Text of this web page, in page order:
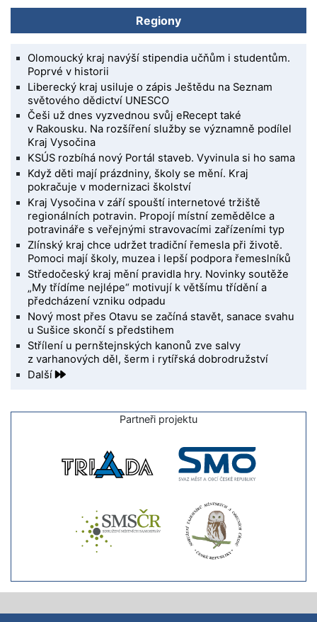
Regiony
Olomoucký kraj navýší stipendia učňům i studentům.
Poprvé v historii
Liberecký kraj usiluje o zápis Ještědu na Seznam
světového dědictví UNESCO
Češi už dnes vyzvednou svůj eRecept také
v Rakousku. Na rozšíření služby se významně podílel
Kraj Vysočina
KSÚS rozbíhá nový Portál staveb. Vyvinula si ho sama
Když děti mají prázdniny, školy se mění. Kraj
pokračuje v modernizaci školství
Kraj Vysočina v září spouští internetové tržiště
regionálních potravin. Propojí místní zemědělce a
potravináře s veřejnými stravovacími zařízeními typ
Zlínský kraj chce udržet tradiční řemesla při životě.
Pomoci mají školy, muzea i lepší podpora řemeslníků
Středočeský kraj mění pravidla hry. Novinky soutěže
„My třídíme nejlépe“ motivují k většímu třídění a
předcházení vzniku odpadu
Nový most přes Otavu se začíná stavět, sanace svahu
u Sušice skončí s předstihem
Střílení u pernštejnských kanonů zve salvy
z varhanových děl, šerm i rytířská dobrodružství
Další
Partneři projektu